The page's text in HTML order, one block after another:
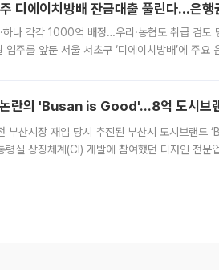
디에이치방배 잔금대출 풀린다…은
·하나 각각 1000억 배정…우리·농협도 취급 검
입주를 앞둔 서울 서초구 ‘디에이치방배’에 주
논란의 'Busan is Good'…8억 도시브
부산시장 재임 당시 추진된 부산시 도시브랜드
령실 상징체계(CI) 개발에 참여했던 디자인 전